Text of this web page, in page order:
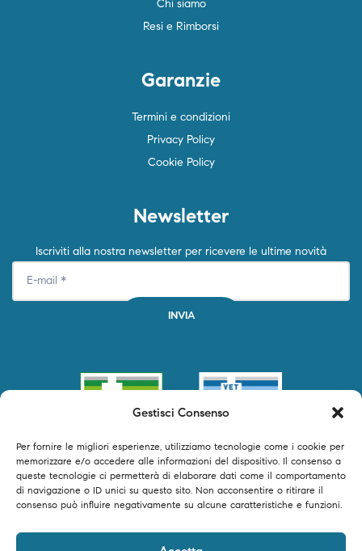
Gestisci Consenso
Per fornire le migliori esperienze, utilizziamo tecnologie come i cookie per
memorizzare e/o accedere alle informazioni del dispositivo. Il consenso a
queste tecnologie ci permetterà di elaborare dati come il comportamento
di navigazione o ID unici su questo sito. Non acconsentire o ritirare il
consenso può influire negativamente su alcune caratteristiche e funzioni.
Chi siamo
Resi e Rimborsi
Garanzie
Termini e condizioni
Privacy Policy
Cookie Policy
Newsletter
Iscriviti alla nostra newsletter per ricevere le ultime novità
©2024 Primofarma S.r.l. tutti i diritti riservati – P.IVA 04250540616 –